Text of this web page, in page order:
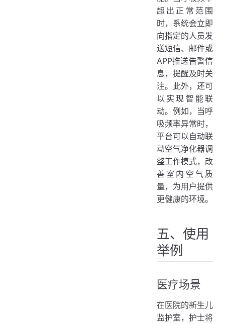
超出正常范围
时，系统会立即
向指定的人员发
送短信、邮件或
APP推送告警信
息，提醒及时关
注。此外，还可
以实现智能联
动。例如，当呼
吸频率异常时，
平台可以自动联
动空气净化器调
整工作模式，改
善室内空气质
量，为用户提供
更健康的环境。
五、使用
举例
医疗场景
在医院的新生儿
监护室，护士将